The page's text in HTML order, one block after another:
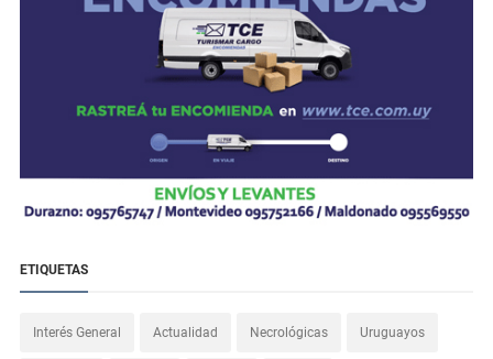
ETIQUETAS
Interés General Actualidad Necrológicas Uruguayos